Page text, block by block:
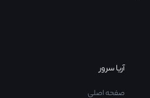
آریا سرور
صفحه اصلی